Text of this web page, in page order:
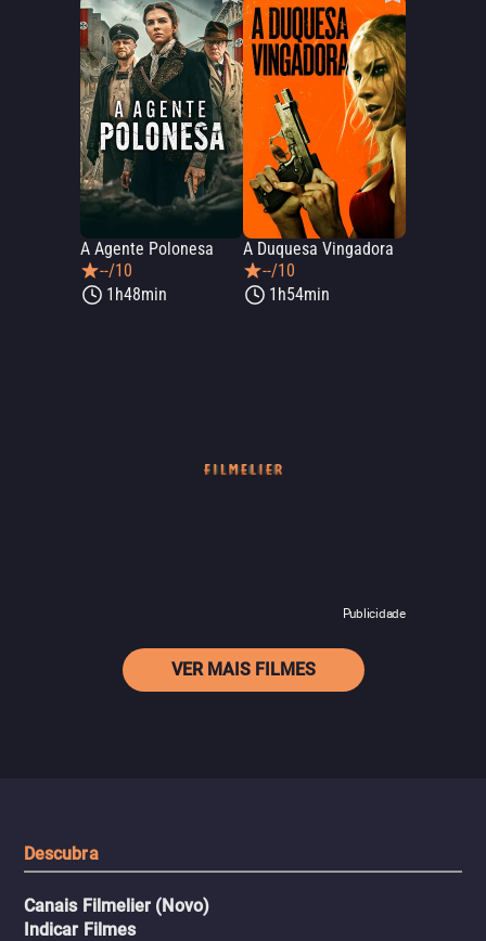
A Agente Polonesa
--/10
1h48min
A Duquesa Vingadora
--/10
1h54min
Publicidade
VER MAIS FILMES
Descubra
Canais Filmelier (Novo)
Indicar Filmes